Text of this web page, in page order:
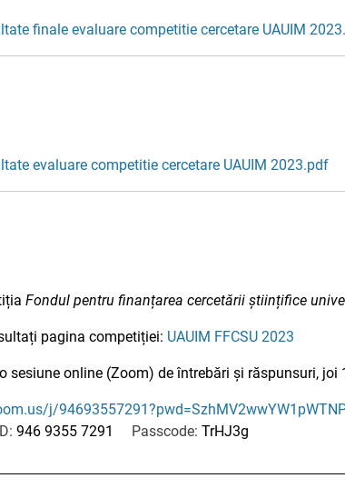
finale evaluare competitie cercetare UAUIM
evaluare competitie cercetare UAUIM 2023.pdf
Fondul pentru finanțarea cercetării științifice
pagina competiției: UAUIM FFCSU 2023
sesiune online (Zoom) de întrebări și răspunsuri, joi
j/
946 9355 7291 Passcode: TrHJ3g